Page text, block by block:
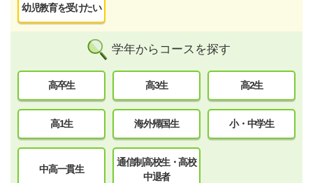
幼児教育を受けたい
学年からコースを探す
高卒生 高3生 高2生
高1生 海外帰国生 小・中学生
中高一貫生
通信制高校生・高校
中退者